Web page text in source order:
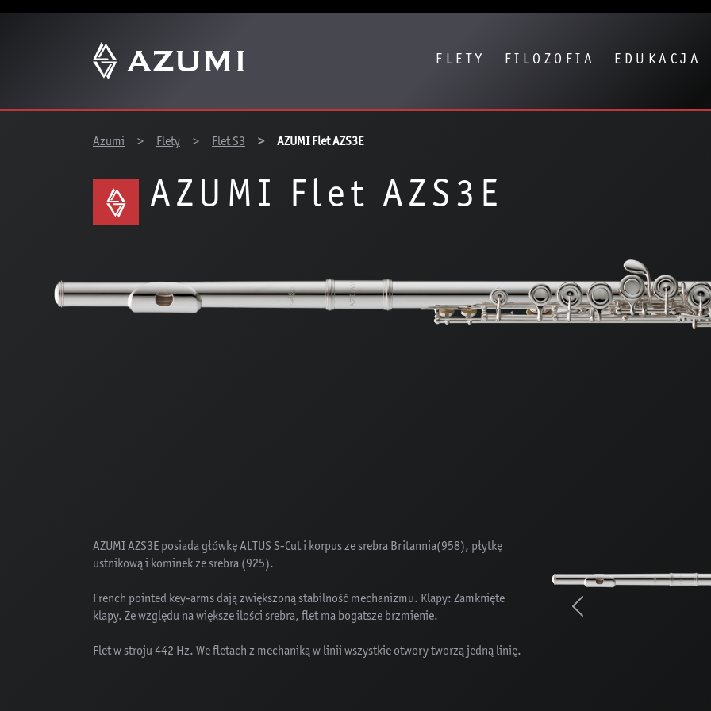
FLETY FILOZOFIA EDUKACJA
Azumi
Flety Flet S3 AZUMI Flet AZS3E
AZUMI Flet AZS3E
AZUMI AZS3E posiada główkę ALTUS S-Cut i korpus ze srebra Britannia(958), płytkę
ustnikową i kominek ze srebra (925).
French pointed key-arms dają zwiększoną stabilność mechanizmu. Klapy: Zamknięte
klapy. Ze względu na większe ilości srebra, flet ma bogatsze brzmienie.
Flet w stroju 442 Hz. We fletach z mechaniką w linii wszystkie otwory tworzą jedną linię.
Previous